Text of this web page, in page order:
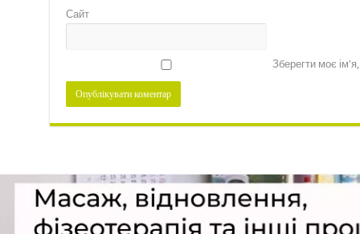
Сайт
Зберегти моє